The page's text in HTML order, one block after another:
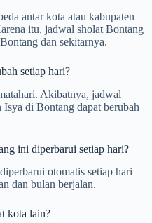
antar kota atau kabupaten
itu, jadwal sholat Bontang
dan sekitarnya.
setiap hari?
Akibatnya, jadwal
di Bontang dapat berubah
ini diperbarui setiap hari?
otomatis setiap hari
dan bulan berjalan.
kota lain?